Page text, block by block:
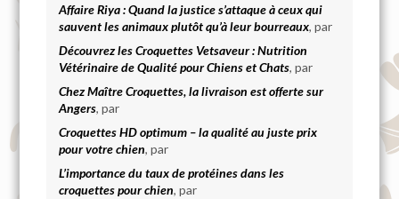
Affaire Riya : Quand la justice s’attaque à ceux qui
sauvent les animaux plutôt qu’à leur bourreaux, par
Découvrez les Croquettes Vetsaveur : Nutrition
Vétérinaire de Qualité pour Chiens et Chats, par
Chez Maître Croquettes, la livraison est offerte sur
Angers, par
Croquettes HD optimum – la qualité au juste prix
pour votre chien, par
L’importance du taux de protéines dans les
croquettes pour chien, par